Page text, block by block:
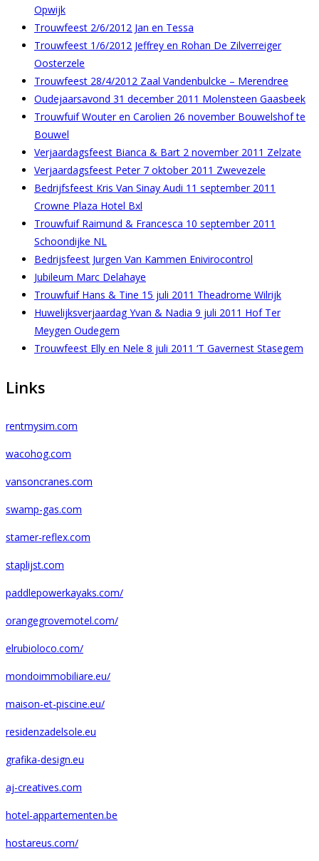
Opwijk
Trouwfeest 2/6/2012 Jan en Tessa
Trouwfeest 1/6/2012 Jeffrey en Rohan De Zilverreiger
Oosterzele
Trouwfeest 28/4/2012 Zaal Vandenbulcke – Merendree
Oudejaarsavond 31 december 2011 Molensteen Gaasbeek
Trouwfuif Wouter en Carolien 26 november Bouwelshof te
Bouwel
Verjaardagsfeest Bianca & Bart 2 november 2011 Zelzate
Verjaardagsfeest Peter 7 oktober 2011 Zwevezele
Bedrijfsfeest Kris Van Sinay Audi 11 september 2011
Crowne Plaza Hotel Bxl
Trouwfuif Raimund & Francesca 10 september 2011
Schoondijke NL
Bedrijsfeest Jurgen Van Kammen Enivirocontrol
Jubileum Marc Delahaye
Trouwfuif Hans & Tine 15 juli 2011 Theadrome Wilrijk
Huwelijksverjaardag Yvan & Nadia 9 juli 2011 Hof Ter
Meygen Oudegem
Trouwfeest Elly en Nele 8 juli 2011 ‘T Gavernest Stasegem
Links
rentmysim.com
wacohog.com
vansoncranes.com
swamp-gas.com
stamer-reflex.com
staplijst.com
paddlepowerkayaks.com/
orangegrovemotel.com/
elrubioloco.com/
mondoimmobiliare.eu/
maison-et-piscine.eu/
residenzadelsole.eu
grafika-design.eu
aj-creatives.com
hotel-appartementen.be
hostareus.com/